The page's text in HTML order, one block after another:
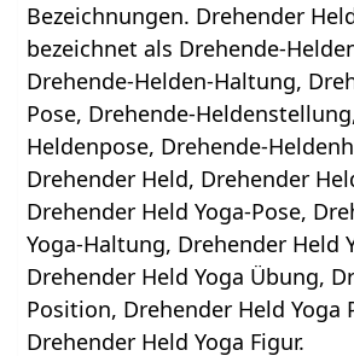
Bezeichnungen. Drehender
bezeichnet als Drehende-
Drehende-Helden-Haltung,
Pose, Drehende-
Heldenpose, Drehende-
Drehender Held, Drehender
Drehender Held Yoga-Pose,
Yoga-Haltung, Drehender Held
Drehender Held Yoga Übung,
Position, Drehender Held Yoga
Drehender Held Yoga Figur.